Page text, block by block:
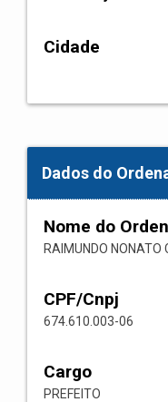
Cidade
Dados do
Nome do
RAIMUNDO NONATO
CPF/Cnpj
674.610.003-06
Cargo
PREFEITO